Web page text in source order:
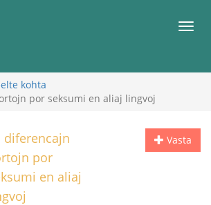
kohta
por seksumi en aliaj lingvoj
Vasta
diferencajn
por
en aliaj